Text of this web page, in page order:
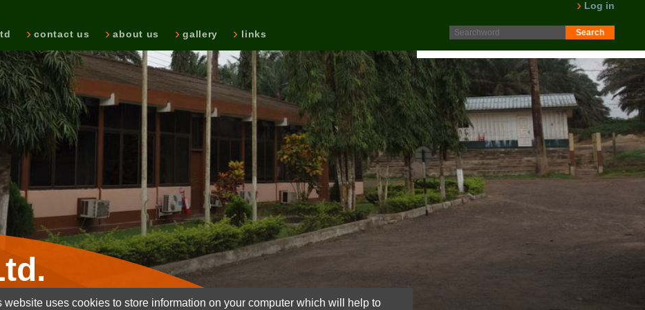
contact us about us gallery links
Log in
Protokoll fra generalforsamling 2025 er nå lagt ut på
on the Intranet. Please log in.
LES MER
website uses cookies to store information on your computer which will help to